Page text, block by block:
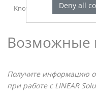
Knowledge Base Revit
Возможные
Получите информацию
при работе с LINEAR
Deny all